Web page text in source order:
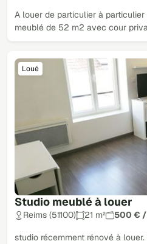
A louer de particulier à
meublé de 52 m2 avec cour
Studio meublé à louer
Loué
Reims (51100) 21 m² 500 €
studio récemment rénové à